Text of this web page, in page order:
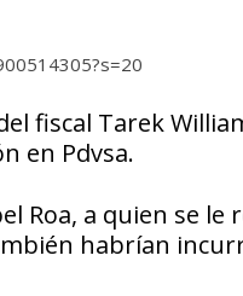
fiscal Tarek
en Pdvsa.
Roa, a quien se
habrían